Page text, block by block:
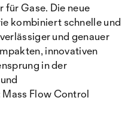
für Gase. Die neue
kombiniert schnelle und
und genauer
innovativen
in der
Flow Control